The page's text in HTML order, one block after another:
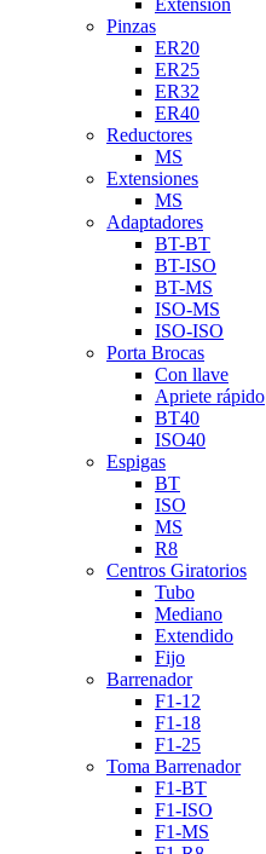
Extensión
Pinzas
ER20
ER25
ER32
ER40
Reductores
MS
Extensiones
MS
Adaptadores
BT-BT
BT-ISO
BT-MS
ISO-MS
ISO-ISO
Porta Brocas
Con llave
Apriete rápido
BT40
ISO40
Espigas
BT
ISO
MS
R8
Centros Giratorios
Tubo
Mediano
Extendido
Fijo
Barrenador
F1-12
F1-18
F1-25
Toma Barrenador
F1-BT
F1-ISO
F1-MS